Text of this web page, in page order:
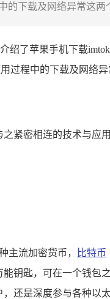
的下载及网络异常这两
绍了苹果手机下载
过程中的下载及网络异
紧密相连的技术与应
主流加密货币， 比特币
钥匙，可在一个钱
还是深度参与各种以